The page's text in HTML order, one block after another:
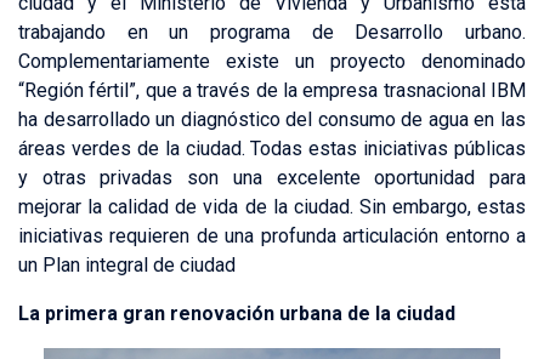
trabajando en un programa de Desarrollo urbano.
Complementariamente existe un proyecto denominado
“Región fértil”, que a través de la empresa trasnacional IBM
ha desarrollado un diagnóstico del consumo de agua en las
áreas verdes de la ciudad. Todas estas iniciativas públicas
y otras privadas son una excelente oportunidad para
mejorar la calidad de vida de la ciudad. Sin embargo, estas
iniciativas requieren de una profunda articulación entorno a
un Plan integral de ciudad
La primera gran renovación urbana de la ciudad